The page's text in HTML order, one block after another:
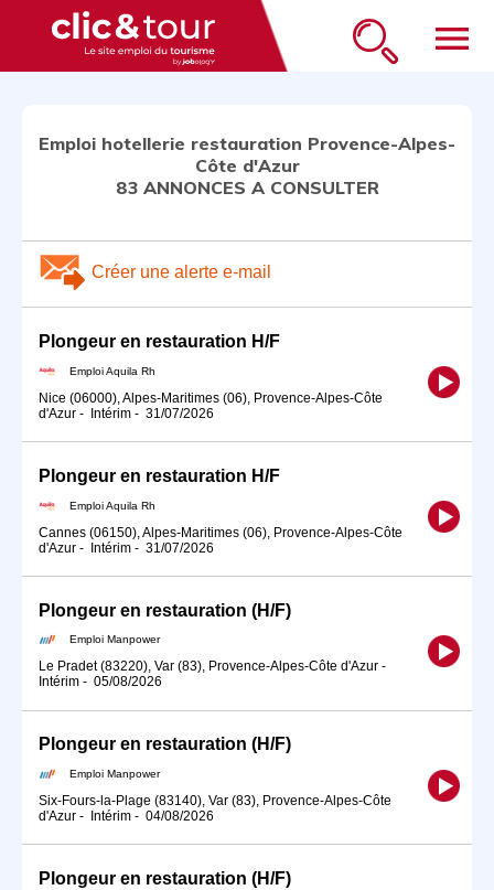
menu
Emploi hotellerie restauration Provence-Alpes-
Côte d'Azur
83 ANNONCES A CONSULTER
Créer une alerte e-mail
Plongeur en restauration H/F
Emploi Aquila Rh
Nice (06000), Alpes-Maritimes (06), Provence-Alpes-Côte
d'Azur - Intérim - 31/07/2026
Plongeur en restauration H/F
Emploi Aquila Rh
Cannes (06150), Alpes-Maritimes (06), Provence-Alpes-Côte
d'Azur - Intérim - 31/07/2026
Plongeur en restauration (H/F)
Emploi Manpower
Le Pradet (83220), Var (83), Provence-Alpes-Côte d'Azur -
Intérim - 05/08/2026
Plongeur en restauration (H/F)
Emploi Manpower
Six-Fours-la-Plage (83140), Var (83), Provence-Alpes-Côte
d'Azur - Intérim - 04/08/2026
Plongeur en restauration (H/F)